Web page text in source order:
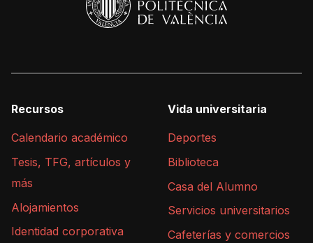
Recursos
Calendario académico
Tesis, TFG, artículos y
más
Alojamientos
Identidad corporativa
Vida universitaria
Deportes
Biblioteca
Casa del Alumno
Servicios universitarios
Cafeterías y comercios